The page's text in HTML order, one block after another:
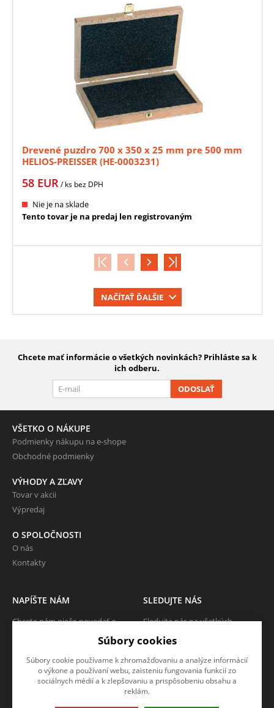
Drevené puzdro 700 x 350 x 25 mm pre 500 mm
HELIOS-PREISSER (HE-0003231)
58 EUR/ ks bez DPH
Nie je na sklade
Tento tovar je na predaj len registrovaným
NAČÍTAŤ ĎALŠIE
Chcete mať informácie o všetkých novinkách? Prihláste sa k
ich odberu.
ODOSLAŤ
VŠETKO O NÁKUPE
Podmienky nákupu na e-shope
Obchodné podmienky
VÝHODY A ZĽAVY
Tovar v akcii
Výpredaj
O SPOLOČNOSTI
O nás
Kontakty
NAPÍŠTE NÁM
Chcete nám niečo povedať o
shope? Neváhajte napísať.
CHCEM NAPÍSAŤ SPRÁVU
SLEDUJTE NÁS
Sledujte nás na všetkých
neunikne!
Súbory cookies
Súbory cookie používame k zhromažďovaniu a analýze informácií
o výkone a používaní webu, zaisteniu fungovania funkcií zo
sociálnych médií a k zlepšovaniu a prispôsobeniu obsahu a
reklám.